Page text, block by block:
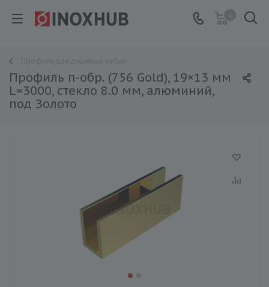
0
Профиль п-обр. (756 Gold), 19×13 мм
L=3000, стекло 8.0 мм, алюминий,
под Золото